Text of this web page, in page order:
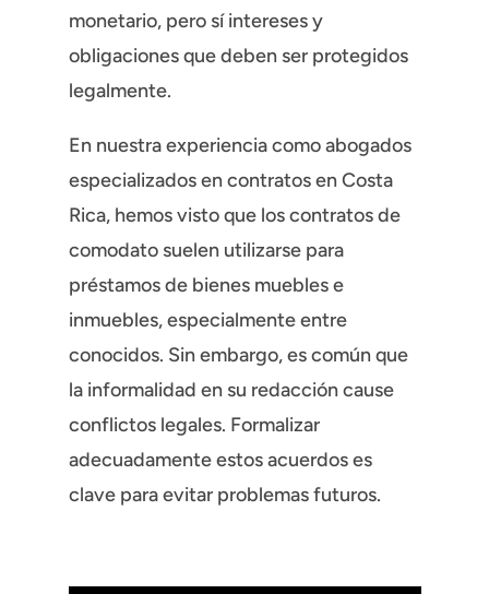
monetario, pero sí intereses y
obligaciones que deben ser protegidos
legalmente.
En nuestra experiencia como abogados
especializados en contratos en Costa
Rica, hemos visto que los contratos de
comodato suelen utilizarse para
préstamos de bienes muebles e
inmuebles, especialmente entre
conocidos. Sin embargo, es común que
la informalidad en su redacción cause
conflictos legales. Formalizar
adecuadamente estos acuerdos es
clave para evitar problemas futuros.